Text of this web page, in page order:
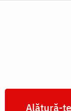
Alătură-